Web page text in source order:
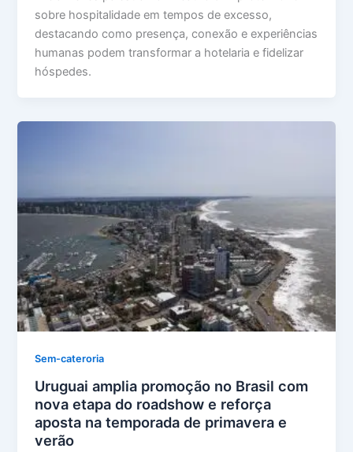
sobre hospitalidade em tempos de excesso,
destacando como presença, conexão e experiências
humanas podem transformar a hotelaria e fidelizar
hóspedes.
Sem-cateroria
Uruguai amplia promoção no Brasil com
nova etapa do roadshow e reforça
aposta na temporada de primavera e
verão